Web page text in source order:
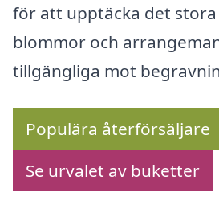
för att upptäcka det
blommor och
tillgängliga mot
Populära återförsäljare
Se urvalet av buketter